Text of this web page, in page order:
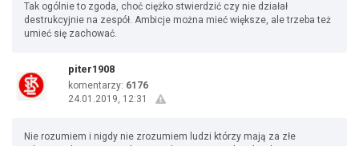
Tak ogólnie to zgoda, choć ciężko stwierdzić czy nie działał
destrukcyjnie na zespół. Ambicje można mieć większe, ale trzeba też
umieć się zachować.
piter1908
komentarzy: 6176
24.01.2019, 12:31
Nie rozumiem i nigdy nie zrozumiem ludzi którzy mają za złe